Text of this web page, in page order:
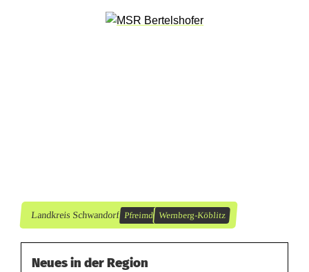
r
e
Landkreis Schwandorf Pfreimd Wernberg-Köblitz
Neues in der Region